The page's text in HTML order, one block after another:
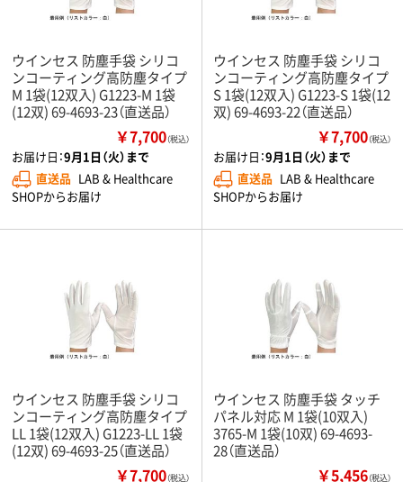
ウインセス 防塵手袋 シリコ
ンコーティング高防塵タイプ
M 1袋(12双入) G1223-M 1袋
(12双) 69-4693-23（直送品）
￥7,700（税込）
お届け日：9月1日（火）まで
直送品 LAB & Healthcare
SHOPからお届け
ウインセス 防塵手袋 シリコ
ンコーティング高防塵タイプ
S 1袋(12双入) G1223-S 1袋(12
双) 69-4693-22（直送品）
￥7,700（税込）
お届け日：9月1日（火）まで
直送品 LAB & Healthcare
SHOPからお届け
ウインセス 防塵手袋 シリコ
ンコーティング高防塵タイプ
LL 1袋(12双入) G1223-LL 1袋
(12双) 69-4693-25（直送品）
￥7,700（税込）
ウインセス 防塵手袋 タッチ
パネル対応 M 1袋(10双入)
3765-M 1袋(10双) 69-4693-
28（直送品）
￥5,456（税込）